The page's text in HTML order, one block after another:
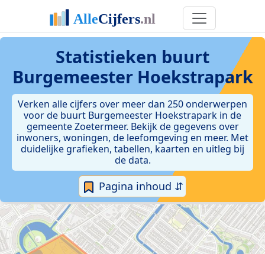
Statistieken buurt
Burgemeester Hoekstrapark
Verken alle cijfers over meer dan 250 onderwerpen
voor de buurt Burgemeester Hoekstrapark in de
gemeente Zoetermeer. Bekijk de gegevens over
inwoners, woningen, de leefomgeving en meer. Met
duidelijke grafieken, tabellen, kaarten en uitleg bij
de data.
Pagina inhoud ⇵